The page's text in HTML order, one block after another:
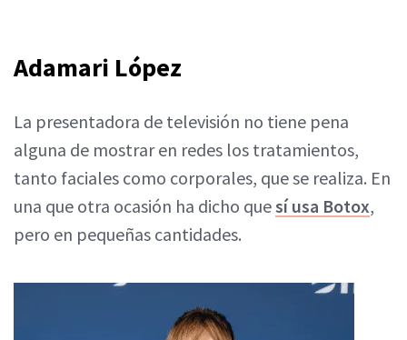
Adamari López
La presentadora de televisión no tiene pena
alguna de mostrar en redes los tratamientos,
tanto faciales como corporales, que se realiza. En
una que otra ocasión ha dicho quesí usa Botox,
pero en pequeñas cantidades.